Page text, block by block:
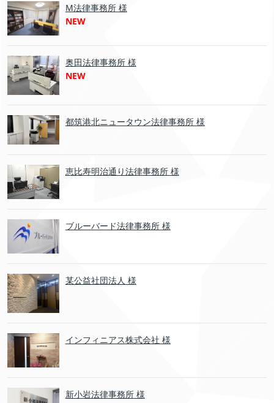
M法律事務所 様
NEW
奥田法律事務所 様
NEW
都筑港北ニュータウン法律事務所 様
恵比寿明治通り法律事務所 様
ブルーバード法律事務所 様
某公益社団法人 様
インフィニアス株式会社 様
新小岩法律事務所 様